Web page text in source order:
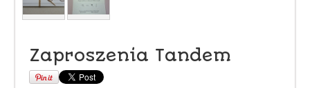
Zaproszenia Tandem